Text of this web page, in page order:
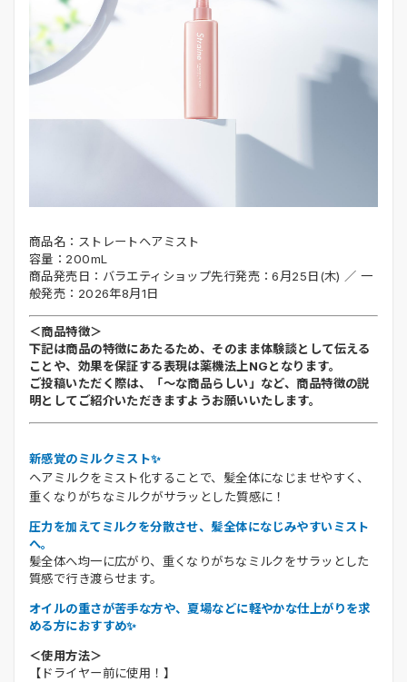
商品名：ストレートヘアミスト
容量：200mL
商品発売日：バラエティショップ先行発売：6月25日(木) ／ 一
般発売：2026年8月1日
＜商品特徴＞
下記は商品の特徴にあたるため、そのまま体験談として伝える
ことや、効果を保証する表現は薬機法上NGとなります。
ご投稿いただく際は、「～な商品らしい」など、商品特徴の説
明としてご紹介いただきますようお願いいたします。
新感覚のミルクミスト✨
ヘアミルクをミスト化することで、髪全体になじませやすく、
重くなりがちなミルクがサラッとした質感に！
圧力を加えてミルクを分散させ、髪全体になじみやすいミスト
へ。
髪全体へ均一に広がり、重くなりがちなミルクをサラッとした
質感で行き渡らせます。
オイルの重さが苦手な方や、夏場などに軽やかな仕上がりを求
める方におすすめ✨
＜使用方法＞
【ドライヤー前に使用！】